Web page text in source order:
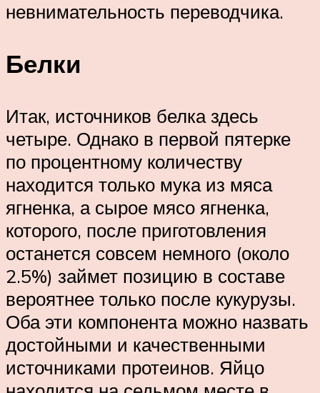
невнимательность переводчика.
Белки
Итак, источников белка здесь
четыре. Однако в первой пятерке
по процентному количеству
находится только мука из мяса
ягненка, а сырое мясо ягненка,
которого, после приготовления
останется совсем немного (около
2.5%) займет позицию в составе
вероятнее только после кукурузы.
Оба эти компонента можно назвать
достойными и качественными
источниками протеинов. Яйцо